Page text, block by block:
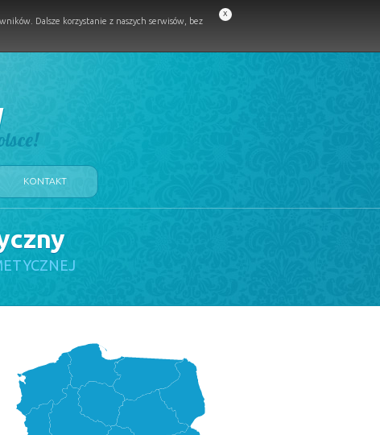
KONTAKT
Dalsze korzystanie z naszych serwisów, bez
x